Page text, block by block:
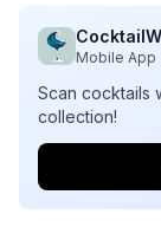
Mobile App
Scan cocktails
collection!